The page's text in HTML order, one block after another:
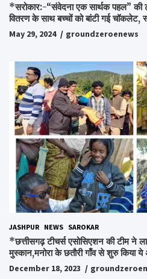
*सरोकार:-“संवेदना एक सार्थक पहल” की
वितरण के साथ बच्चों को बांटी गई चॉकलेट,
अपनों को पाकर भाव विभोर हुए
किया गया याद,समाजसेवी और समूह के लोगों
May 29, 2024 groundzeroenews
JASHPUR NEWS SAROKAR
*छत्तीसगढ़ टीचर्स एसोसिएशन की टीम ने
मुस्कान,मनोरा के छतौरी गाँव से शुरु किया
December 18, 2023